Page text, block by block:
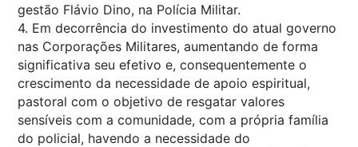
gestão Flávio Dino, na Polícia Militar.
4. Em decorrência do investimento do atual governo
nas Corporações Militares, aumentando de forma
significativa seu efetivo e, consequentemente o
crescimento da necessidade de apoio espiritual,
pastoral com o objetivo de resgatar valores
sensíveis com a comunidade, com a própria família
do policial, havendo a necessidade do